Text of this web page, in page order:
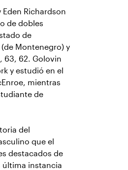
Eden Richardson
de dobles
de
Montenegro) y
63, 62. Golovin
y estudió en el
mientras
de
del
que el
destacados de
última instancia